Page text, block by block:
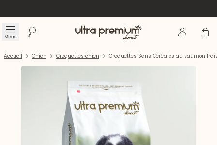
Menu Rechercher Accueil Se Panier
Accueil Chien Croquettes chien Croquettes Sans Céréales au saumon